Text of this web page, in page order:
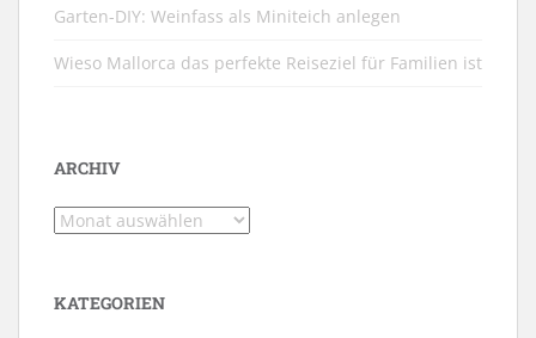
Garten-DIY: Weinfass als Miniteich anlegen
Wieso Mallorca das perfekte Reiseziel für Familien ist
ARCHIV
Archiv
KATEGORIEN